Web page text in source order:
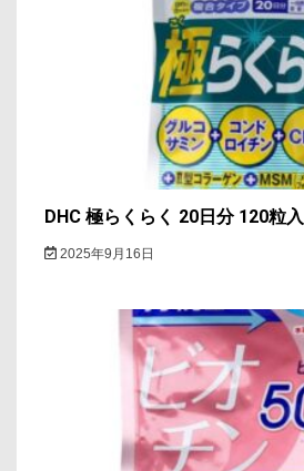
DHC 極らくらく 20日分 120粒入
2025年9月16日